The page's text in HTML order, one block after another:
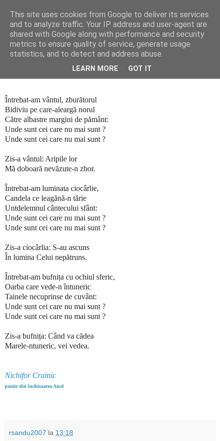
Blogul lui Răzvan
sâmbătă, 31 iulie 2010
Unde sunt cei care nu mai sunt ?
Întrebat-am vântul, zburătorul
Bidiviu pe care-aleargă norul
Către albastre margini de pământ:
Unde sunt cei care nu mai sunt ?
Unde sunt cei care nu mai sunt ?
Zis-a vântul: Aripile lor
Mă doboară nevăzute-n zbor.
Întrebat-am luminata ciocârlie,
Candela ce leagănă-n tărie
Untdelemnul cântecului sfânt:
Unde sunt cei care nu mai sunt ?
Unde sunt cei care nu mai sunt ?
Zis-a ciocârlia: S-au ascuns
În lumina Celui nepătruns.
Întrebat-am bufnița cu ochiul sferic,
Oarba care vede-n întuneric
Tainele necuprinse de cuvânt:
Unde sunt cei care nu mai sunt ?
Unde sunt cei care nu mai sunt ?
Zis-a bufnița: Când va cădea
Marele-ntuneric, vei vedea.
Nichifor Crainic
poezie din închisoarea Aiud
rsandu2007 la 13:18
This site uses cookies from Google to deliver its services
and to analyze traffic. Your IP address and user-agent are
shared with Google along with performance and security
metrics to ensure quality of service, generate usage
statistics, and to detect and address abuse.
LEARN MORE GOT IT